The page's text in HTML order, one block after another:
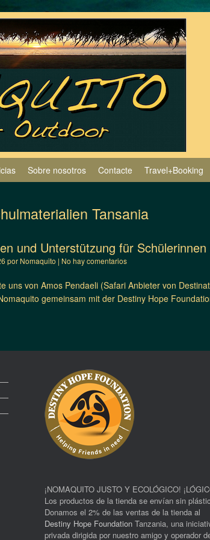
Sobre nosotros Contacte Travel+Booking
Tansania
und Unterstützung für Schülerinnen
por Nomaquito | No hay comentarios
uns von Amos Pendaeli (Safari Anbieter von
gemeinsam mit der Destiny Hope
¡NOMAQUITO JUSTO Y ECOLÓGICO!
Los productos de la tienda se envían sin
Donamos el 2% de las ventas de la tienda al
Destiny Hope Foundation Tanzania, una
privada dirigida por nuestro amigo y operador